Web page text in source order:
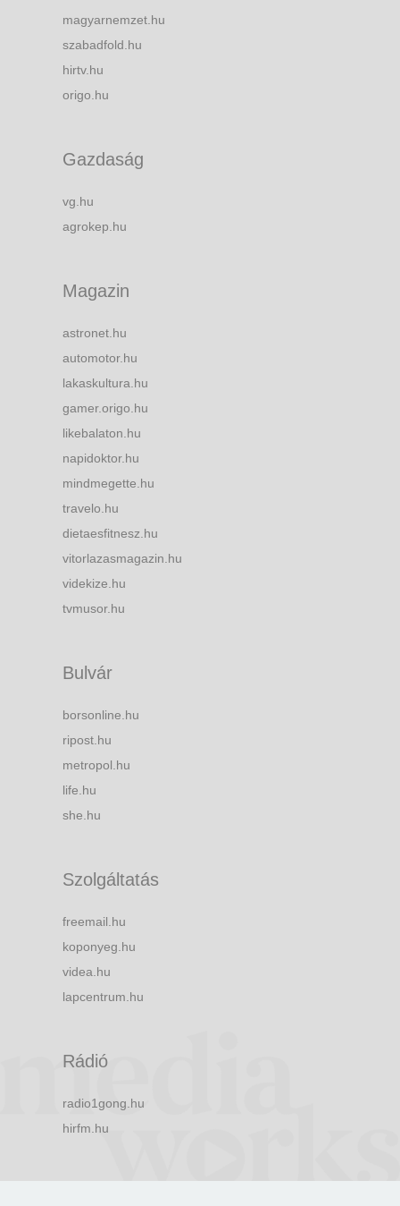
magyarnemzet.hu
szabadfold.hu
hirtv.hu
origo.hu
Gazdaság
vg.hu
agrokep.hu
Magazin
astronet.hu
automotor.hu
lakaskultura.hu
gamer.origo.hu
likebalaton.hu
napidoktor.hu
mindmegette.hu
travelo.hu
dietaesfitnesz.hu
vitorlazasmagazin.hu
videkize.hu
tvmusor.hu
Bulvár
borsonline.hu
ripost.hu
metropol.hu
life.hu
she.hu
Szolgáltatás
freemail.hu
koponyeg.hu
videa.hu
lapcentrum.hu
Rádió
radio1gong.hu
hirfm.hu